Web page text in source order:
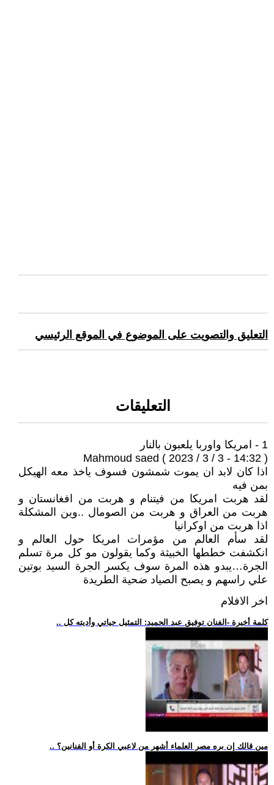
التعليق والتصويت على الموضوع في الموقع الرئيسي
التعليقات
1 - امريكا واوربا يلعبون بالنار
Mahmoud saed ( 2023 / 3 / 3 - 14:32 )
اذا كان لابد ان يموت شمشون فسوف ياخذ معه الهيكل
بمن فيه
لقد هربت امريكا من فيتنام و هربت من افغانستان و
هربت من العراق و هربت من الصومال ..وين المشكلة
اذا هربت من اوكرانيا
لقد سأم العالم من مؤمرات امريكا حول العالم و
انكشفت خططها الخبيثة وكما يقولون مو كل مرة تسلم
الجرة…يبدو هذه المرة سوف يكسر الجرة السيد بوتين
علي راسهم و يصبح الصياد ضحية الطريدة
اخر الافلام
.. كلمة أخيرة -الفنان توفيق عبد الحميد: التمثيل حياتي وأديته كل
.. مين قالك إن بره مصر العلماء أشهر من لاعبي الكرة أو الفنانين؟